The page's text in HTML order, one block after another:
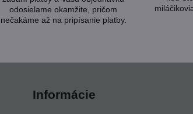
odosielame okamžite, pričom
nečakáme až na pripísanie platby.
Informácie